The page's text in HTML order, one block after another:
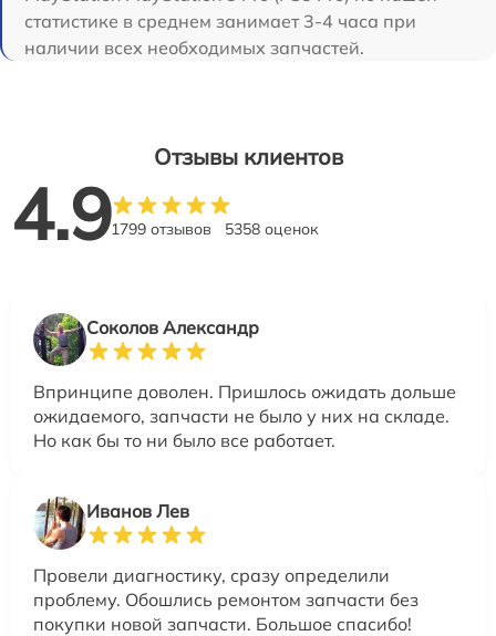
статистике в среднем занимает 3-4 часа при
наличии всех необходимых запчастей.
Отзывы клиентов
4.91799 отзывов 5358 оценок
Соколов Александр
Впринципе доволен. Пришлось ожидать дольше
ожидаемого, запчасти не было у них на складе.
Но как бы то ни было все работает.
Иванов Лев
Провели диагностику, сразу определили
проблему. Обошлись ремонтом запчасти без
покупки новой запчасти. Большое спасибо!